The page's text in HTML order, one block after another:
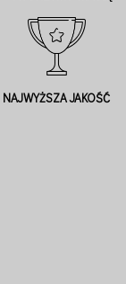
NAJWYŻSZA JAKOŚĆ